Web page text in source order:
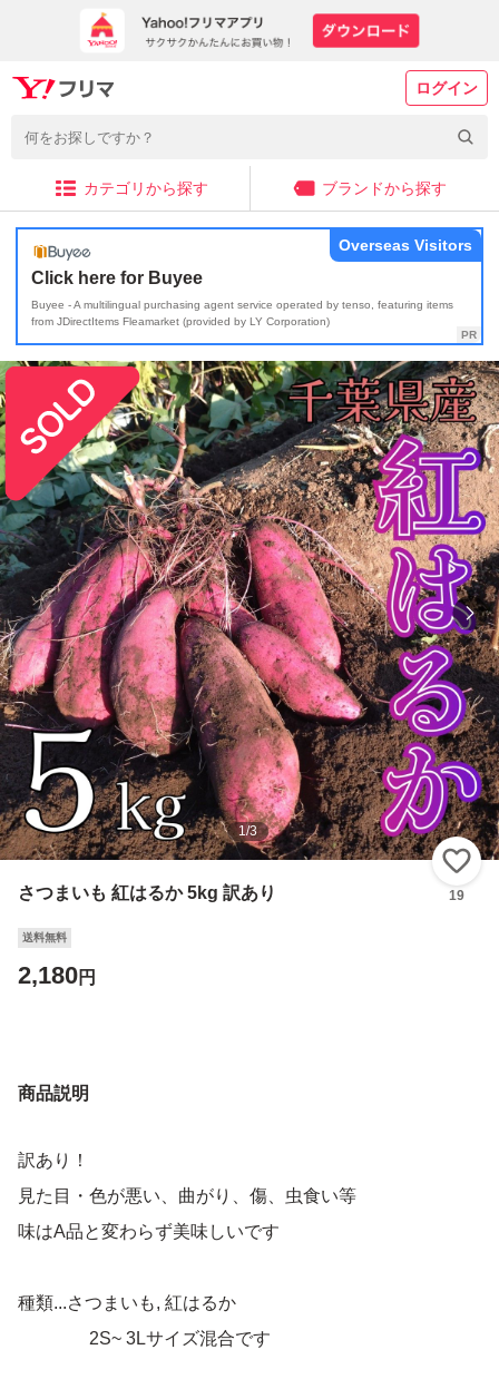
ログイン
カテゴリから探す ブランドから探す
Click here for Buyee
Buyee - A multilingual purchasing agent service operated by tenso, featuring items
from JDirectItems Fleamarket (provided by LY Corporation)
Overseas Visitors
1/3
さつまいも 紅はるか 5kg 訳あり 19
送料無料
2,180円
商品説明
訳あり！
見た目・色が悪い、曲がり、傷、虫食い等
味はA品と変わらず美味しいです
種類...さつまいも, 紅はるか
2S~ 3Lサイズ混合です